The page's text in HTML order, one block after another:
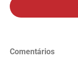
Comentários